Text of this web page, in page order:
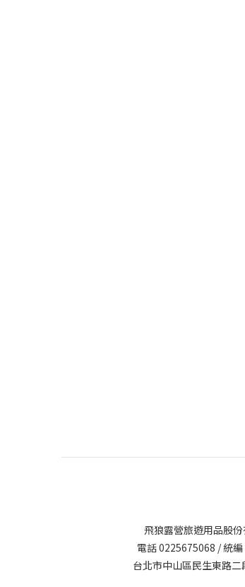
飛狼露營旅遊用品股
電話 0225675068 / 統
台北市中山區民生東路